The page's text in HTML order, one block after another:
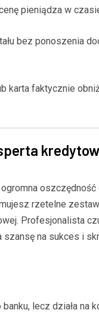
pieniądza w
bez ponoszenia
karta faktycznie
oszczędność
rzetelne
Profesjonalista
szansę na sukces i
lecz działa na